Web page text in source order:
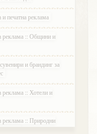
печатна реклама
реклама :: Общини и
и брандинг за
реклама :: Хотели и
реклама :: Природни